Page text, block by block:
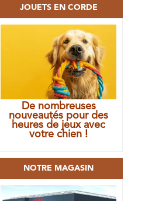
JOUETS EN CORDE
De nombreuses
nouveautés pour des
heures de jeux avec
votre chien !
NOTRE MAGASIN